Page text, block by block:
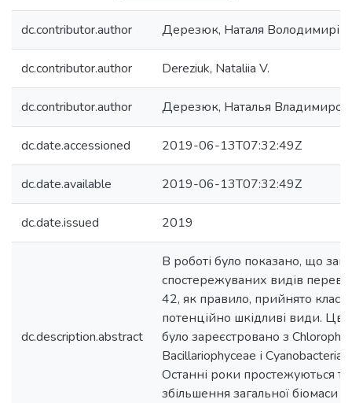
dc.contributor.author Дерезюк, Наталя
dc.contributor.author Dereziuk, Nataliia V.
dc.contributor.author Дерезюк, Наталья
dc.date.accessioned 2019-06-13T07:32:49Z
dc.date.available 2019-06-13T07:32:49Z
dc.date.issued 2019
dc.description.abstract
В роботі було показано, що
спостережуваних видів
42, як правило, прийнято
потенційно шкідливі види.
було зареєстровано з
Bacillariophyceae і Cyanobacteria
Останні роки простежуються
збільшення загальної біомаси